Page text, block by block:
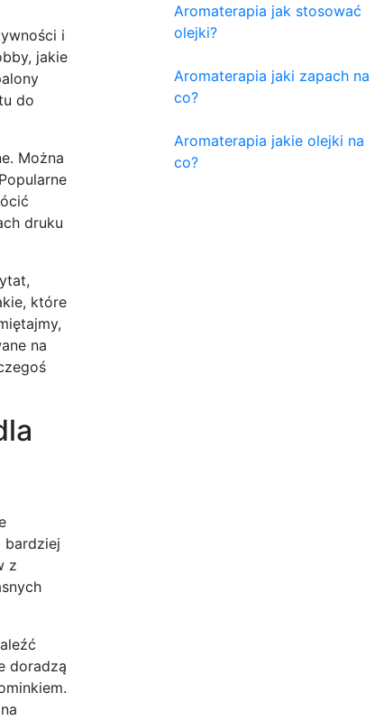
i
jakie
do
Można
druku
które
na
bardziej
z
doradzą
Aromaterapia jak stosować
olejki?
Aromaterapia jaki zapach na
co?
Aromaterapia jakie olejki na
co?